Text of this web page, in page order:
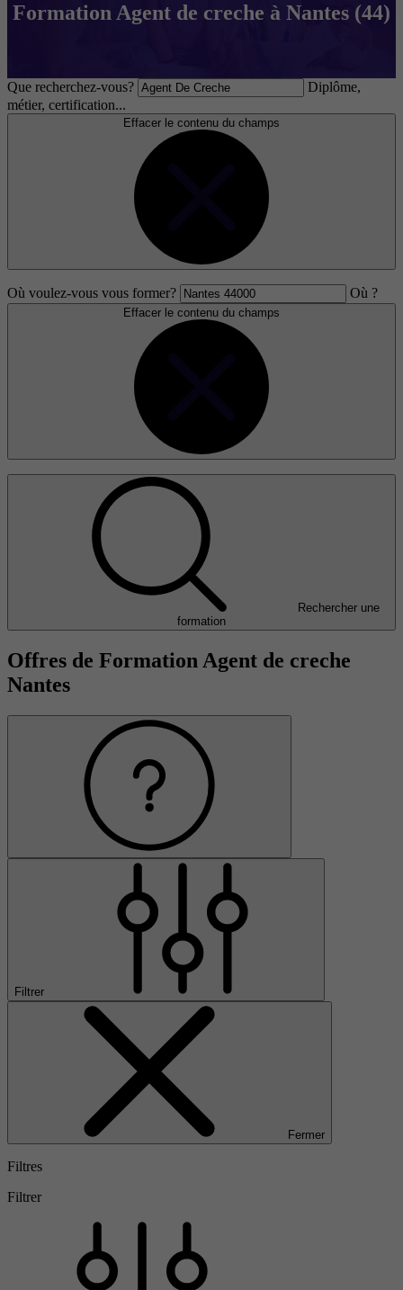
Formation Agent de creche à Nantes (44)
Que recherchez-vous?
Diplôme,
métier, certification...
Effacer le contenu du champs
Où voulez-vous vous former? Où ?
Effacer le contenu du champs
Rechercher une
formation
Offres de Formation Agent de creche
Nantes
Filtrer
Fermer
Filtres
Filtrer